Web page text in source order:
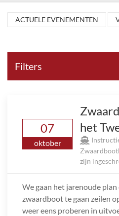
ACTUELE EVENEMENTEN
Filters
07
oktober
het
zijn
We gaan het jarenoude
zwaardboot te gaan zeilen
weer eens proberen in